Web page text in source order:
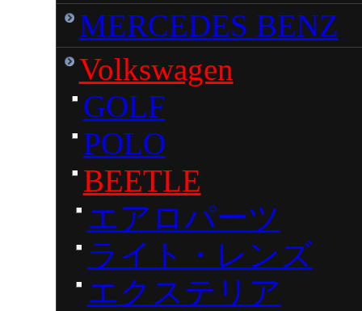
MERCEDES BENZ
Volkswagen
GOLF
POLO
BEETLE
エアロパーツ
ライト・レンズ
エクステリア